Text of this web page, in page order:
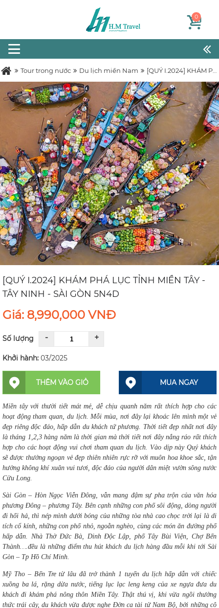
0
Tour trong nước Du lịch miền Nam
[QUÝ I.2024] KHÁM PHÁ LỤC TỈNH MIỀN TÂY -
TÂY NINH - SÀI GÒN 5N4D
Giá: 8,990,000 VNĐ
Số lượng - +
Khởi hành: 03/2025
THÊM VÀO GIỎ MUA NGAY
Miền tây với thười tiết mát mẻ, dễ chịu quanh năm rất thích hợp cho các
hoạt động tham quan, du lịch. Mỗi mùa, nơi đây lại khoác lên mình một vẻ
đẹp riêng độc đáo, hấp dẫn du khách tứ phương. Thời tiết đẹp nhất nơi đây
là tháng 1,2,3 hàng năm là thời gian mà thời tiết nơi đây nắng ráo rất thích
hợp cho các hoạt động vui chơi tham quan du lịch. Vào dịp này Quý khách
sẽ được thưởng ngoạn vẻ đẹp thiên nhiên rực rỡ với muôn hoa khoe sắc, tận
hưởng không khí xuân vui tươi, độc đáo của người dân miệt vườn sông nước
Cửu Long.
Sài Gòn – Hòn Ngọc Viễn Đông, vẫn mang đậm sự pha trộn của văn hóa
phương Đông – phương Tây. Bên cạnh những con phố sôi động, dòng người
đi hối hả, thì nép mình dưới bóng của những tòa nhà cao chọc trời lại là di
tích cổ kính, những con phố nhỏ, ngoằn nghèo, cùng các món ăn đường phố
hấp dẫn. Nhà Thờ Đức Bà, Dinh Độc Lập, phố Tây Bùi Viện, Chợ Bến
Thành….đều là những điểm thu hút khách du lịch hàng đầu mỗi khi tới Sài
Gòn – Tp Hồ Chí Minh.
Mỹ Tho – Bến Tre từ lâu đã trở thành 1 tuyến du lịch hấp dẫn với chiếc
xuồng ba lá, rặng dừa nước, tiếng lục lạc leng keng của xe ngựa đưa du
khách đi khám phá nông thôn Miền Tây. Thật thú vị, khi vừa ngồi thưởng
thức trái cây, du khách vừa được nghe Đờn ca tài tử Nam Bộ, bởi những cô